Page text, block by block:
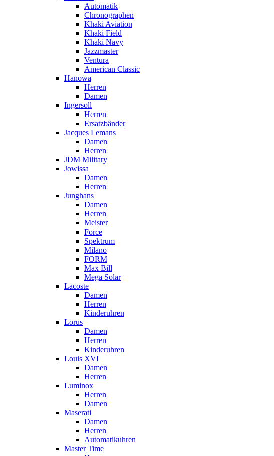
Automatik
Chronographen
Khaki Aviation
Khaki Field
Khaki Navy
Jazzmaster
Ventura
American Classic
Hanowa
Herren
Damen
Ingersoll
Herren
Ersatzbänder
Jacques Lemans
Damen
Herren
JDM Military
Jowissa
Damen
Herren
Junghans
Damen
Herren
Meister
Force
Spektrum
Milano
FORM
Max Bill
Mega Solar
Lacoste
Damen
Herren
Kinderuhren
Lorus
Damen
Herren
Kinderuhren
Louis XVI
Damen
Herren
Luminox
Herren
Damen
Maserati
Damen
Herren
Automatikuhren
Master Time